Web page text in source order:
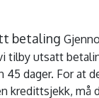
betaling
tilby utsatt
45 dager. For at
kredittsjekk, må